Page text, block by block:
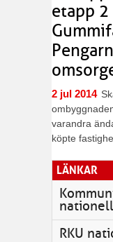
etapp 2
2 jul 2014
varandra
köpte
LÄNKAR
RKU